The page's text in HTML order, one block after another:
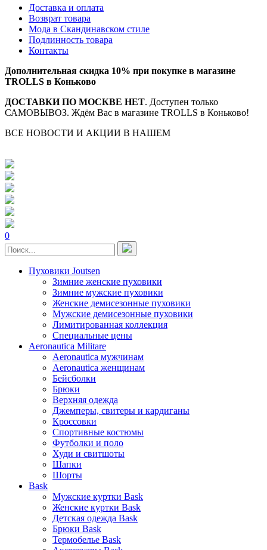
Доставка и оплата
Возврат товара
Мода в Скандинавском стиле
Подлинность товара
Контакты
Дополнительная скидка 10% при покупке в магазине
TROLLS в Коньково
ДОСТАВКИ ПО МОСКВЕ НЕТ. Доступен только
САМОВЫВОЗ. Ждём Вас в магазине TROLLS в Коньково!
ВСЕ НОВОСТИ И АКЦИИ В НАШЕМ
0
Пуховики Joutsen
Зимние женские пуховики
Зимние мужские пуховики
Женские демисезонные пуховики
Мужские демисезонные пуховики
Лимитированная коллекция
Специальные цены
Aeronautica Militare
Aeronautica мужчинам
Aeronautica женщинам
Бейсболки
Брюки
Верхняя одежда
Джемперы, свитеры и кардиганы
Кроссовки
Спортивные костюмы
Футболки и поло
Худи и свитшоты
Шапки
Шорты
Bask
Мужские куртки Bask
Женские куртки Bask
Детская одежда Bask
Брюки Bask
Термобелье Bask